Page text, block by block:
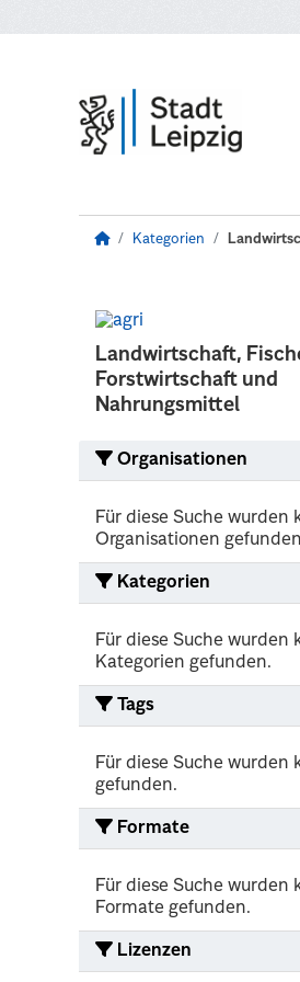
Kategorien
Landwirtschaft,
Forstwirtschaft und
Nahrungsmittel
Organisationen
Für diese Suche wurden
Organisationen
Kategorien
Für diese Suche wurden
Kategorien gefunden.
Tags
Für diese Suche wurden
gefunden.
Formate
Für diese Suche wurden
Formate gefunden.
Lizenzen